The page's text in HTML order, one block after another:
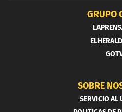
GRUPO
SOBRE
SERVICIO AL